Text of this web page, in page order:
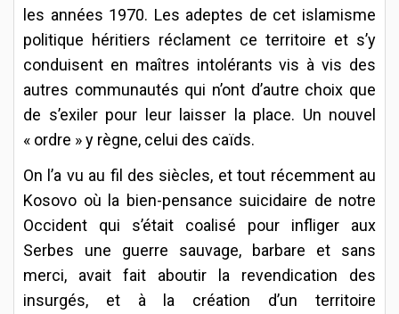
les années 1970. Les adeptes de cet islamisme
politique héritiers réclament ce territoire et s’y
conduisent en maîtres intolérants vis à vis des
autres communautés qui n’ont d’autre choix que
de s’exiler pour leur laisser la place. Un nouvel
« ordre » y règne, celui des caïds.
On l’a vu au fil des siècles, et tout récemment au
Kosovo où la bien-pensance suicidaire de notre
Occident qui s’était coalisé pour infliger aux
Serbes une guerre sauvage, barbare et sans
merci, avait fait aboutir la revendication des
insurgés, et à la création d’un territoire